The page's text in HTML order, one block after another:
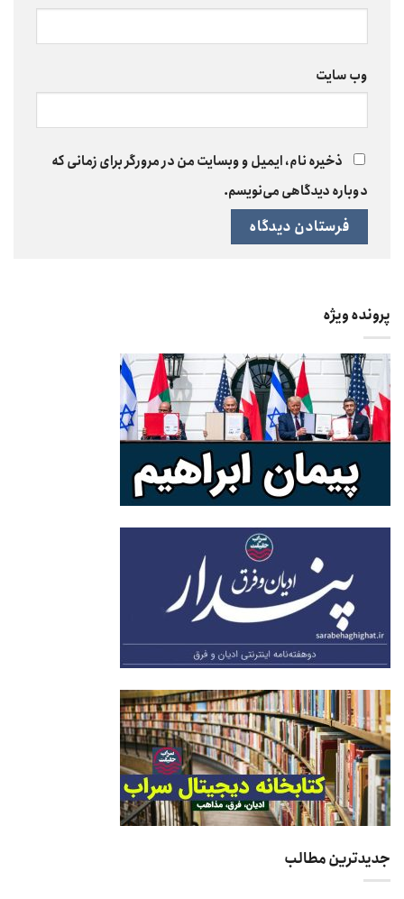
وب‌ سایت
ذخیره نام، ایمیل و وبسایت من در مرورگر برای زمانی که
دوباره دیدگاهی می‌نویسم.
پرونده ویژه
جدیدترین مطالب